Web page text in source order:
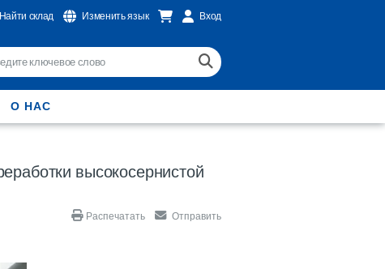
Найти склад Изменить язык Вход
О НАС
высокосернистой
Распечатать Отправить